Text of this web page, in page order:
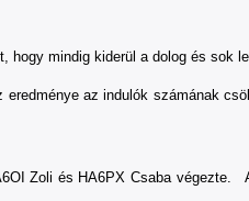
hogy mindig kiderül a dolog és sok
az indulók számának
Zoli és HA6PX Csaba végezte.